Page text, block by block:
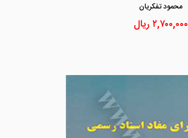
محمود تفكريان
۲,۷۰۰,۰۰۰ریال